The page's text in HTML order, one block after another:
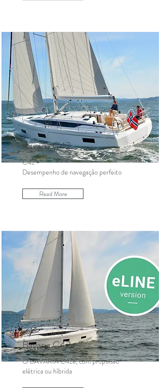
Bavaria C42
C42 -
Desempenho de navegação perfeito
Read More
Bavaria C42e
O BAVARIA C42e, com propulsão
elétrica ou híbrida